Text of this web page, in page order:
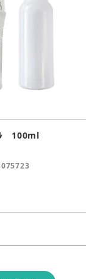
ﾙ 100ml
お買い物を続ける